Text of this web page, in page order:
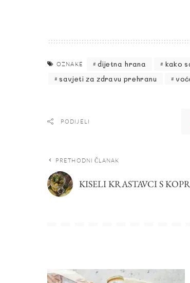
OZNAKE dijetna hrana kako
savjeti za zdravu prehranu
PODIJELI
PRETHODNI ČLANAK
KISELI KRASTAVCI S